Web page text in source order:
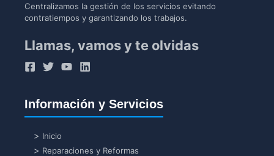
Centralizamos la gestión de los servicios evitando
contratiempos y garantizando los trabajos.
Llamas, vamos y te olvidas
Información y Servicios
Inicio
Reparaciones y Reformas